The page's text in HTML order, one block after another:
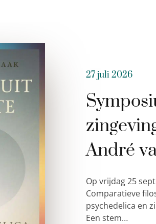
27 juli 2026
André
Op vrijdag 25
Comparatieve
psychedelica en
Een stem…